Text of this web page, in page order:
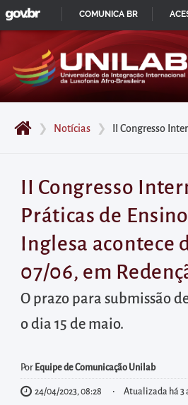
Pular
para
início
do
principal
Acessar
diretamente
menu
principal
Acessar
diretamente
para
realizar
❯ Notícias ❯ II Congresso Internacional de Práticas de
II Congresso
Práticas de
Inglesa acontece
07/06, em
O prazo para submissão
o dia 15 de maio.
Por Equipe de Comunicação Unilab
24/04/2023, 08:28 Atualizada há 3
IR
PARA
GOVBR
COMUNICA BR